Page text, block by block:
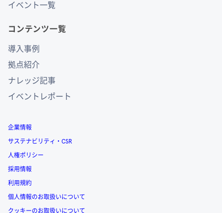
イベント一覧
コンテンツ一覧
導入事例
拠点紹介
ナレッジ記事
イベントレポート
企業情報
サステナビリティ・CSR
人権ポリシー
採用情報
利用規約
個人情報のお取扱いについて
クッキーのお取扱いについて